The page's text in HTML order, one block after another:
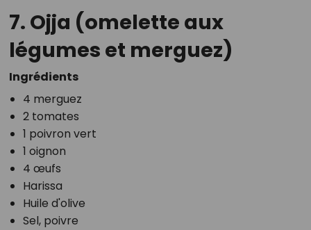
7. Ojja (omelette aux
légumes et merguez)
Ingrédients
4 merguez
2 tomates
1 poivron vert
1 oignon
4 œufs
Harissa
Huile d'olive
Sel, poivre